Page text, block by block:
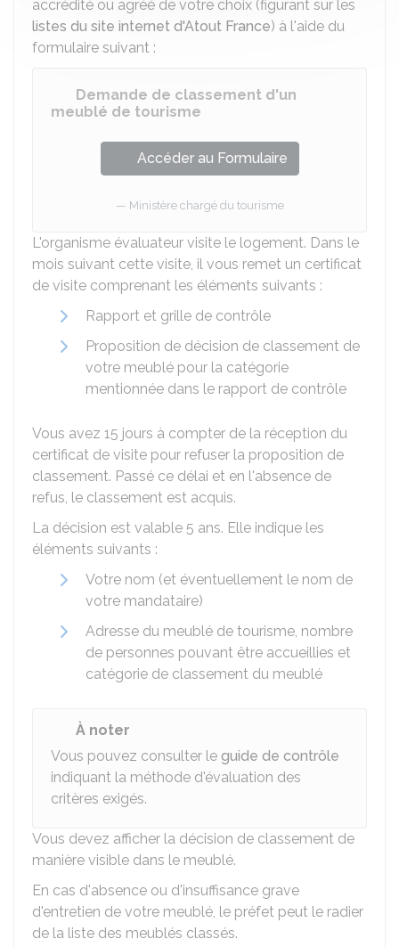
accrédité ou agréé de votre choix (figurant sur les
listes du site internet d'Atout France) à l'aide du
formulaire suivant :
Demande de classement d'un
meublé de tourisme
Accéder au Formulaire
Ministère chargé du tourisme
L'organisme évaluateur visite le logement. Dans le
mois suivant cette visite, il vous remet un certificat
de visite comprenant les éléments suivants :
Rapport et grille de contrôle
Proposition de décision de classement de
votre meublé pour la catégorie
mentionnée dans le rapport de contrôle
Vous avez 15 jours à compter de la réception du
certificat de visite pour refuser la proposition de
classement. Passé ce délai et en l'absence de
refus, le classement est acquis.
La décision est valable 5 ans. Elle indique les
éléments suivants :
Votre nom (et éventuellement le nom de
votre mandataire)
Adresse du meublé de tourisme, nombre
de personnes pouvant être accueillies et
catégorie de classement du meublé
À noter
Vous pouvez consulter le guide de contrôle
indiquant la méthode d'évaluation des
critères exigés.
Vous devez afficher la décision de classement de
manière visible dans le meublé.
En cas d'absence ou d'insuffisance grave
d'entretien de votre meublé, le préfet peut le radier
de la liste des meublés classés.